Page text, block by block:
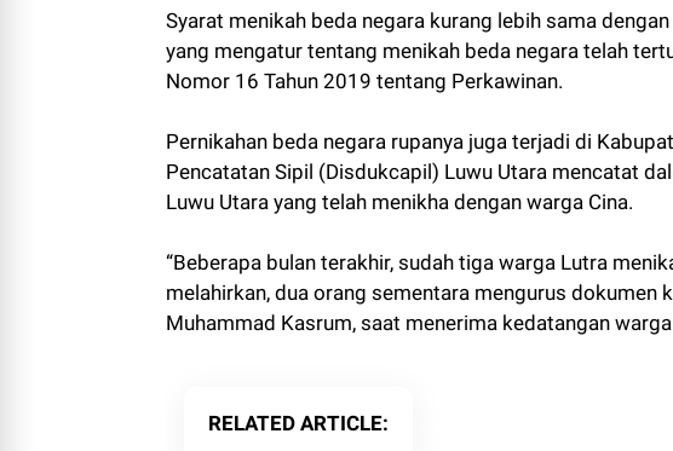
Syarat menikah beda negara kurang lebih sama
yang mengatur tentang menikah beda negara telah
Nomor 16 Tahun 2019 tentang Perkawinan.
Pernikahan beda negara rupanya juga terjadi di
Pencatatan Sipil (Disdukcapil) Luwu Utara mencatat
Luwu Utara yang telah menikha dengan warga Cina.
“Beberapa bulan terakhir, sudah tiga warga Lutra
melahirkan, dua orang sementara mengurus dokumen
Muhammad Kasrum, saat menerima kedatangan
RELATED ARTICLE